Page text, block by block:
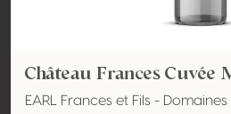
Château Frances Cuvée
EARL Frances et Fils -